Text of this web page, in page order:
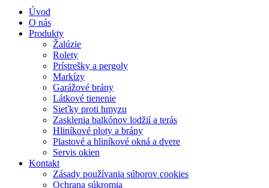
Úvod
O nás
Produkty
Žalúzie
Rolety
Prístrešky a pergoly
Markízy
Garážové brány
Látkové tienenie
Sieťky proti hmyzu
Zasklenia balkónov lodžií a terás
Hliníkové ploty a brány
Plastové a hliníkové okná a dvere
Servis okien
Kontakt
Zásady používania súborov cookies
Ochrana súkromia